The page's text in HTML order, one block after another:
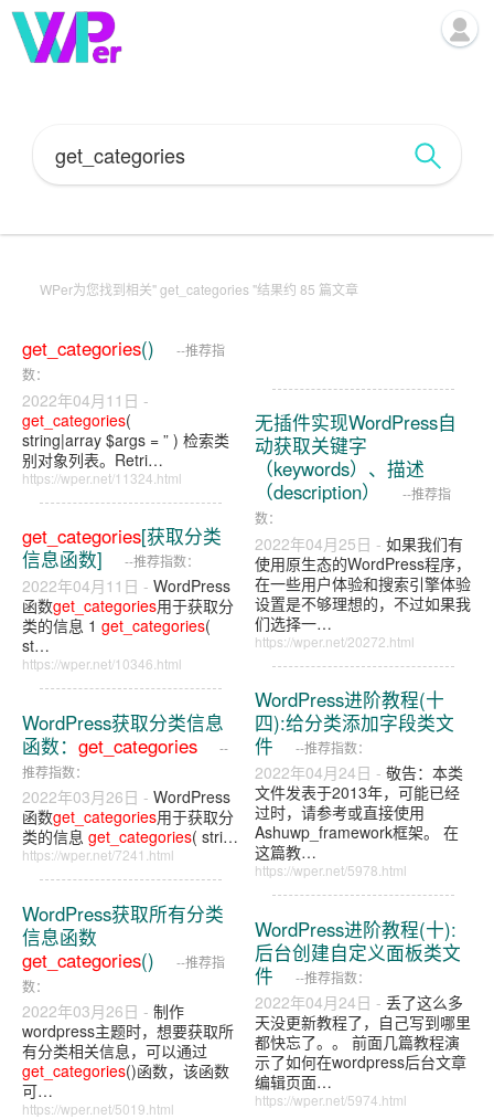
WPer为您找到相关" get_categories "结果约 85 篇文章
get_categories()
--推荐指
数：
2022年04月11日 -
get_categories(
string|array $args = ” ) 检索类
别对象列表。Retri…
https://wper.net/11324.html
get_categories[获取分类
信息函数]
--推荐指数：
2022年04月11日 - WordPress
函数get_categories用于获取分
类的信息 1 get_categories(
st…
https://wper.net/10346.html
WordPress获取分类信息
函数： get_categories
--
推荐指数：
2022年03月26日 - WordPress
函数get_categories用于获取分
类的信息 get_categories( stri…
https://wper.net/7241.html
WordPress获取所有分类
信息函数
get_categories()
--推荐指
数：
2022年03月26日 - 制作
wordpress主题时，想要获取所
有分类相关信息，可以通过
get_categories()函数，该函数
可…
https://wper.net/5019.html
无插件实现WordPress自
动获取关键字
（keywords）、描述
（description）
--推荐指
数：
2022年04月25日 - 如果我们有
使用原生态的WordPress程序，
在一些用户体验和搜索引擎体验
设置是不够理想的，不过如果我
们选择一…
https://wper.net/20272.html
WordPress进阶教程(十
四):给分类添加字段类文
件
--推荐指数：
2022年04月24日 - 敬告：本类
文件发表于2013年，可能已经
过时，请参考或直接使用
Ashuwp_framework框架。 在
这篇教…
https://wper.net/5978.html
WordPress进阶教程(十):
后台创建自定义面板类文
件
--推荐指数：
2022年04月24日 - 丢了这么多
天没更新教程了，自己写到哪里
都快忘了。。 前面几篇教程演
示了如何在wordpress后台文章
编辑页面…
https://wper.net/5974.html